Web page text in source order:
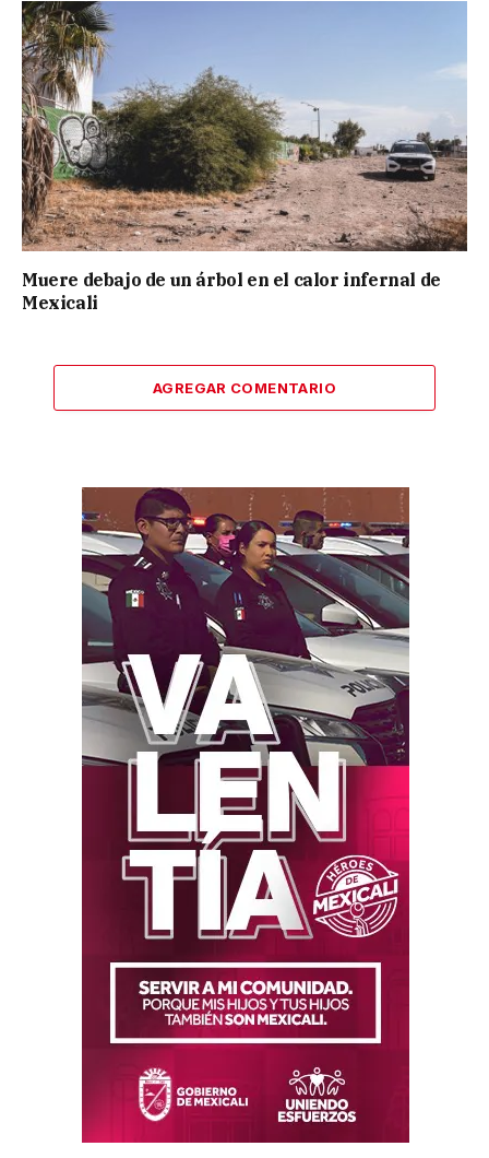
Muere debajo de un árbol en el calor infernal de
Mexicali
AGREGAR COMENTARIO